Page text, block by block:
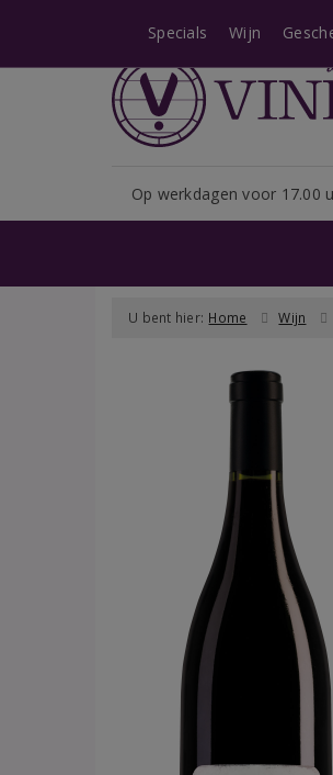
Op werkdagen voor 17.00
Specials Wijn
U bent hier: Home Wijn